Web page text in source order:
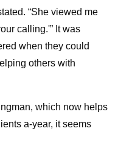
“She viewed me
calling.'” It was
when they could
others with
which now helps
a-year, it seems